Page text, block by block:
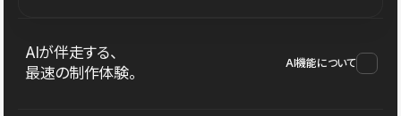
AIが伴走する、
最速の制作体験。
AI機能について